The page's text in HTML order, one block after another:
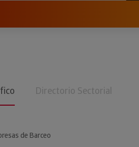
Directorio Sectorial
de Barceo